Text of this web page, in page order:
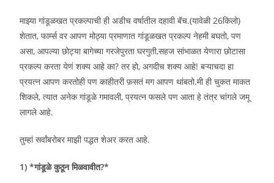
माझ्या गांडूळखत प्रकल्पाची ही अडीच वर्षातील दहावी बॅच.(यावेळी 26किलो)
शेतात, फार्म्स वर आपण मोठ्या प्रमाणात गांडूळखत प्रकल्प नेहमी बघतो, पण
असा, आपल्या छोट्या बागेच्या गरजेपुरता घरगुती,सहज सांभाळत येणारा छोटासा
प्रकल्प करता येणं शक्य आहे का? तर हो, अगदीच शक्य आहे! बऱ्याचदा हा
प्रयत्न आपण करतोही पण काहीतरी फ़सतं मग आपण थांबतो.मी ही चुकत माकत
शिकले, त्यात अनेक गांडूळे गमावली, प्रयत्न फसले पण आता हे तंत्र चांगले जमू
लागले आहे.
तुम्हां सर्वांबरोबर माझी पद्धत शेअर करत आहे.
1) *गांडूळे कुठून मिळवावीत?*